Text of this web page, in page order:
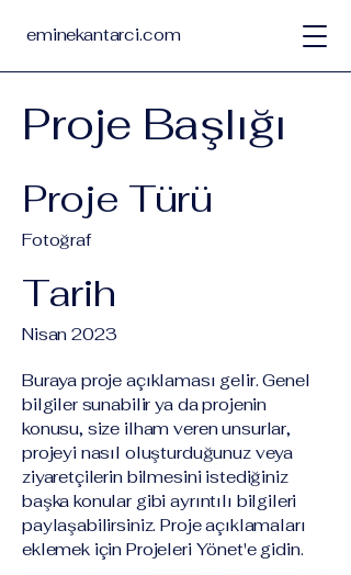
eminekantarci.com
Proje Başlığı
Proje Türü
Fotoğraf
Tarih
Nisan 2023
Buraya proje açıklaması gelir. Genel
bilgiler sunabilir ya da projenin
konusu, size ilham veren unsurlar,
projeyi nasıl oluşturduğunuz veya
ziyaretçilerin bilmesini istediğiniz
başka konular gibi ayrıntılı bilgileri
paylaşabilirsiniz. Proje açıklamaları
eklemek için Projeleri Yönet'e gidin.